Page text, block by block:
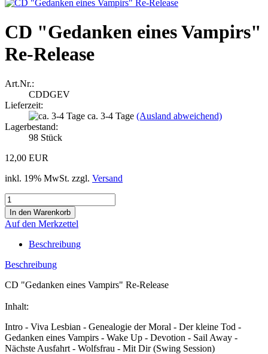
CD "Gedanken eines Vampirs"
Re-Release
Art.Nr.:
CDDGEV
Lieferzeit:
ca. 3-4 Tage (Ausland abweichend)
Lagerbestand:
98 Stück
12,00 EUR
inkl. 19% MwSt. zzgl. Versand
Auf den Merkzettel
Beschreibung
Beschreibung
CD "Gedanken eines Vampirs" Re-Release
Inhalt:
Intro - Viva Lesbian - Genealogie der Moral - Der kleine Tod -
Gedanken eines Vampirs - Wake Up - Devotion - Sail Away -
Nächste Ausfahrt - Wolfsfrau - Mit Dir (Swing Session)